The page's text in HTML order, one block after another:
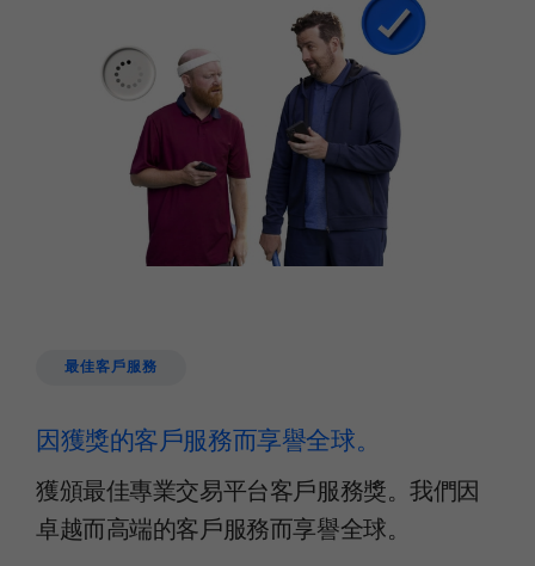
最佳客戶服務
因獲獎的客戶服務而享譽全球。
獲頒最佳專業交易平台客戶服務獎。我們因
卓越而高端的客戶服務而享譽全球。